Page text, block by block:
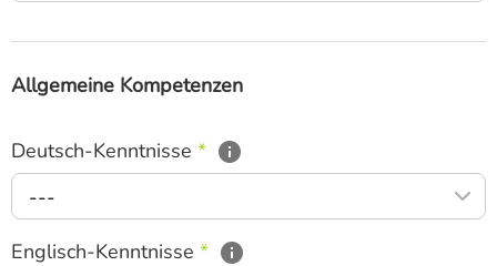
Allgemeine Kompetenzen
Deutsch-Kenntnisse *
---
Englisch-Kenntnisse *